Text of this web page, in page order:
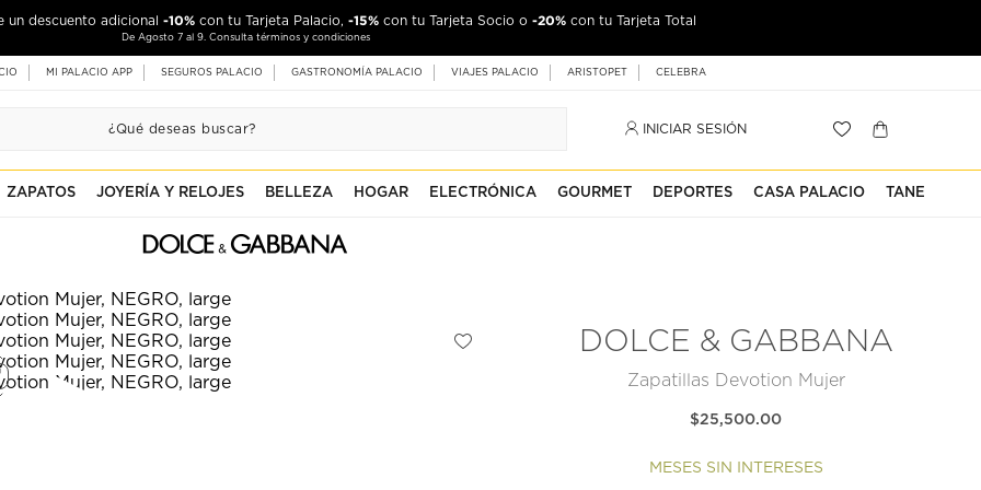
un descuento adicional -10% con tu Tarjeta Palacio, -15% con tu Tarjeta Socio o -20% con tu Tarjeta Total
De Agosto 7 al 9. Consulta términos y condiciones
MI PALACIO APP SEGUROS PALACIO GASTRONOMÍA PALACIO VIAJES PALACIO ARISTOPET CELEBRA
INICIAR SESIÓN
ZAPATOS JOYERÍA Y RELOJES BELLEZA HOGAR ELECTRÓNICA GOURMET DEPORTES CASA PALACIO TANE
DOLCE & GABBANA
Zapatillas Devotion Mujer
$25,500.00
MESES SIN INTERESES